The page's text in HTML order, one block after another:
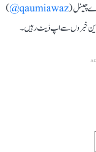
چینل (qaumiawaz@
)
خبروں سے اپ ڈیٹ رہیں۔